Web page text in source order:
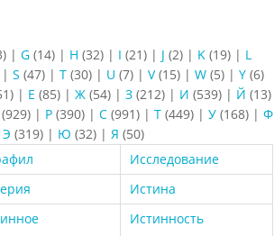
| G (14) | H (32) | I (21) | J (2) | K (19) | L
| S (47) | T (30) | U (7) | V(15) | W (5) | Y (6)
| Е (85) | Ж (54) | З (212) | И (539) | Й (13)
(929) | Р (390) | С (991) | Т (449) | У (168) | Ф
Э (319) | Ю (32) | Я (50)
Исследование
Истина
Истинность